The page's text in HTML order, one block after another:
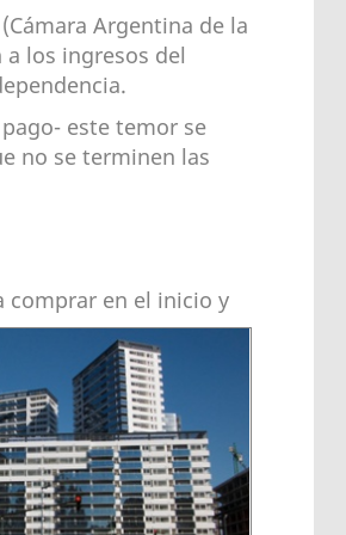
Argentina de la
los ingresos del
este temor se
no se terminen las
comprar en el inicio y